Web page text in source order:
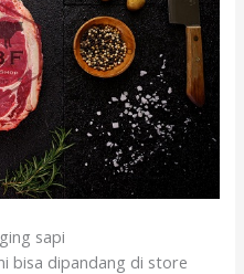
sapi
bisa dipandang di store